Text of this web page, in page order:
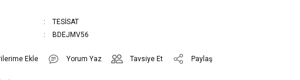
TESİSAT
BDEJMV56
Yorum Yaz Tavsiye Et Paylaş